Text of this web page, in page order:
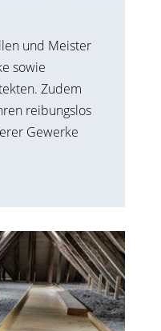
und Meister
sowie
Zudem
reibungslos
Gewerke